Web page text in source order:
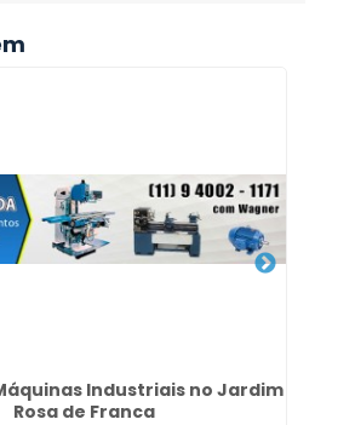
Industriais no Jardim
Rosa de Franca